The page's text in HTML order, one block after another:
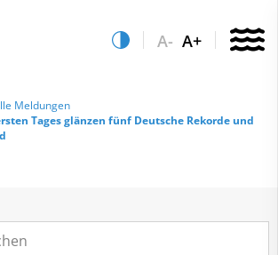
A- A+
Meldungen
Tages glänzen fünf Deutsche Rekorde und